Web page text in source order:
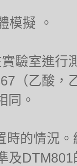
模擬 。
驗室進行
（乙酸，
同。
時的情況
及